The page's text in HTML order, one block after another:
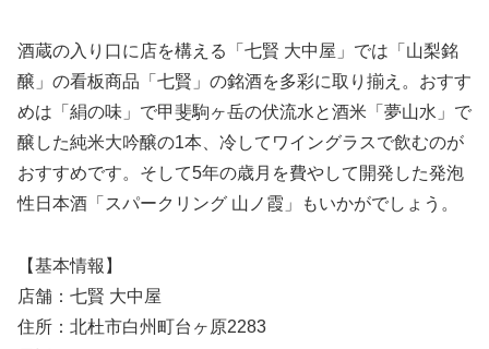
酒蔵の入り口に店を構える「七賢 大中屋」では「山梨銘
醸」の看板商品「七賢」の銘酒を多彩に取り揃え。おすす
めは「絹の味」で甲斐駒ヶ岳の伏流水と酒米「夢山水」で
醸した純米大吟醸の1本、冷してワイングラスで飲むのが
おすすめです。そして5年の歳月を費やして開発した発泡
性日本酒「スパークリング 山ノ霞」もいかがでしょう。
【基本情報】
店舗：七賢 大中屋
住所：北杜市白州町台ヶ原2283